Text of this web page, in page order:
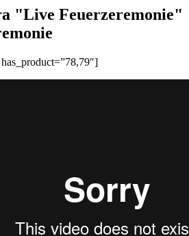
"Live Feuerzeremonie"